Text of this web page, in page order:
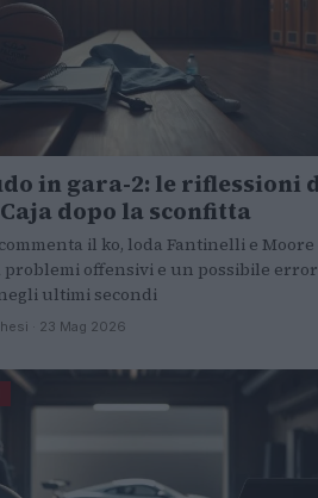
in gara-2: le riflessioni
dopo la sconfitta
il ko, loda Fantinelli e Moore
problemi offensivi e un possibile
ultimi secondi
· 23 Mag 2026